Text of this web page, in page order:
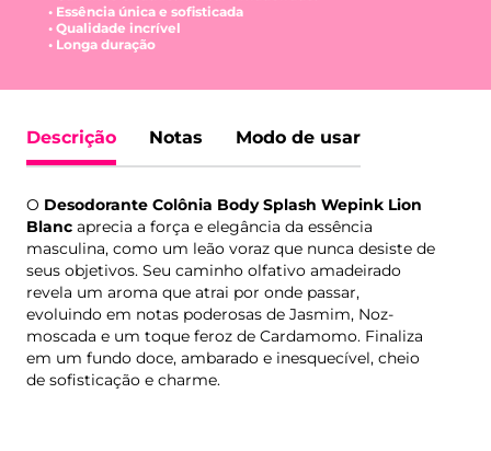
• Essência única e sofisticada
• Qualidade incrível
• Longa duração
Descrição Notas Modo de usar
O Desodorante Colônia Body Splash Wepink Lion
Blanc aprecia a força e elegância da essência
masculina, como um leão voraz que nunca desiste de
seus objetivos. Seu caminho olfativo amadeirado
revela um aroma que atrai por onde passar,
evoluindo em notas poderosas de Jasmim, Noz-
moscada e um toque feroz de Cardamomo. Finaliza
em um fundo doce, ambarado e inesquecível, cheio
de sofisticação e charme.